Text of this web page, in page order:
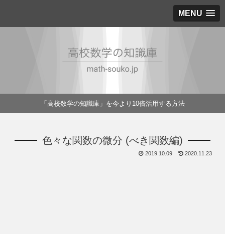
MENU
「高校数学の知識庫」を今より10倍活用する方法
色々な関数の微分 (べき関数編)
2019.10.09 2020.11.23